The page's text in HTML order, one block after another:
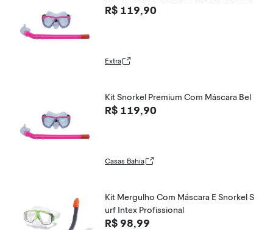
R$ 119,90
Extra
Kit Snorkel Premium Com Máscara Bel
R$ 119,90
Casas Bahia
Kit Mergulho Com Máscara E Snorkel S
urf Intex Profissional
R$ 98,99